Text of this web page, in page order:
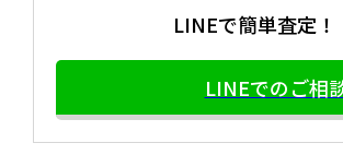
LINEで簡単査定！
LINEでのご相